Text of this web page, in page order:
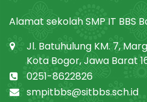
Alamat sekolah SMP IT BBS
Jl. Batuhulung KM. 7,
Kota Bogor, Jawa Barat
0251-8622826
smpitbbs@sitbbs.sch.id